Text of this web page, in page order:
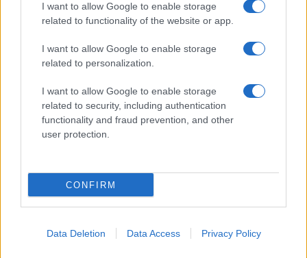
I want to allow Google to enable storage
related to functionality of the website or app.
I want to allow Google to enable storage
related to personalization.
I want to allow Google to enable storage
related to security, including authentication
functionality and fraud prevention, and other
user protection.
CONFIRM
Data Deletion Data Access Privacy Policy
USDEX $1.07
(BNB)
PLUS LUS
1
spatiale
2 Comment renforcer l’engagement envers l’investissement à